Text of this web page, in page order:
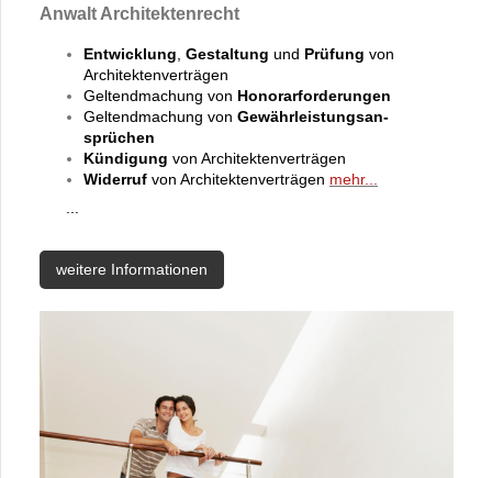
Anwalt Architektenrecht
Entwicklung Gestaltung und Prüfung von
Architektenverträgen
Geltendmachung von Honorarforderungen
Geltendmachung von Gewährleistungsan-
sprüchen
Kündigung von Architektenverträgen
Widerruf von Architektenverträgen mehr...
weitere Informationen